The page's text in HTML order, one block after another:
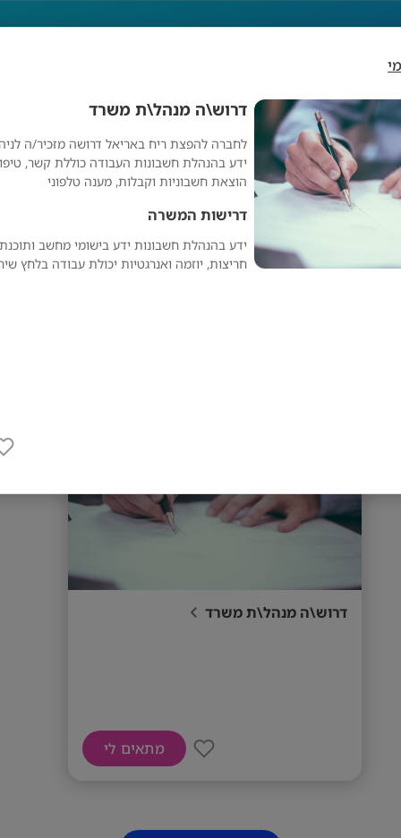
דרוש\ה מנהל\ת משרד
לחברה להפצת ריח באריאל דרושה מזכיר/ה
ידע בהנהלת חשבונות העבודה כוללת קשר,
הוצאת חשבוניות וקבלות, מענה טלפוני
דרישות המשרה
חריצות, יוזמה ואנרגטיות יכולת עבודה בלחץ
מנהל\ת
דרוש\ה מנהל\ת משרד
מתאים לי